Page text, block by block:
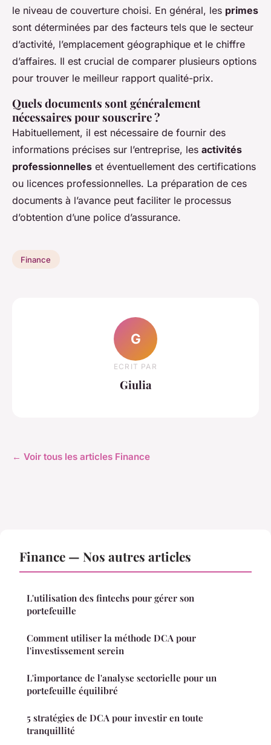
le niveau de couverture choisi. En général, les primes
sont déterminées par des facteurs tels que le secteur
d’activité, l’emplacement géographique et le chiffre
d’affaires. Il est crucial de comparer plusieurs options
pour trouver le meilleur rapport qualité-prix.
Quels documents sont généralement
nécessaires pour souscrire ?
Habituellement, il est nécessaire de fournir des
informations précises sur l’entreprise, les activités
professionnelles et éventuellement des certifications
ou licences professionnelles. La préparation de ces
documents à l’avance peut faciliter le processus
d’obtention d’une police d’assurance.
Finance
G
ECRIT PAR
Giulia
← Voir tous les articles Finance
Finance — Nos autres articles
L'utilisation des fintechs pour gérer son
portefeuille
Comment utiliser la méthode DCA pour
l'investissement serein
L'importance de l'analyse sectorielle pour un
portefeuille équilibré
5 stratégies de DCA pour investir en toute
tranquillité